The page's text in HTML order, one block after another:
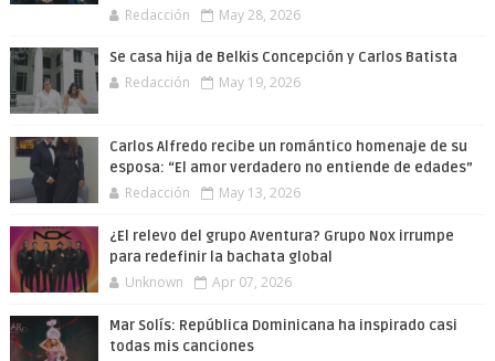
Redacción May 28, 2026
Se casa hija de Belkis Concepción y Carlos Batista
Redacción May 19, 2026
Carlos Alfredo recibe un romántico homenaje de su
esposa: “El amor verdadero no entiende de edades”
Redacción May 13, 2026
¿El relevo del grupo Aventura? Grupo Nox irrumpe
para redefinir la bachata global
Unknown Apr 07, 2026
Mar Solís: República Dominicana ha inspirado casi
todas mis canciones